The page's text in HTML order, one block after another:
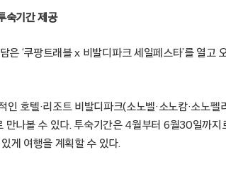
숙기간 제공
‘쿠팡트래블 x 비발디파크 세일페스타’를 열고
호텔·리조트 비발디파크(소노벨·소노캄·소노펠
나볼 수 있다. 투숙기간은 4월부터 6월30일까지
게 여행을 계획할 수 있다.